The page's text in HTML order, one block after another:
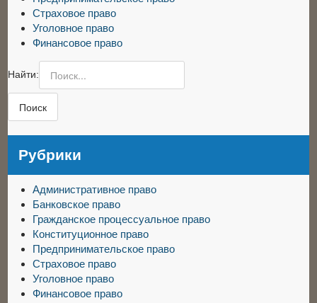
Страховое право
Уголовное право
Финансовое право
Найти:
Рубрики
Административное право
Банковское право
Гражданское процессуальное право
Конституционное право
Предпринимательское право
Страховое право
Уголовное право
Финансовое право